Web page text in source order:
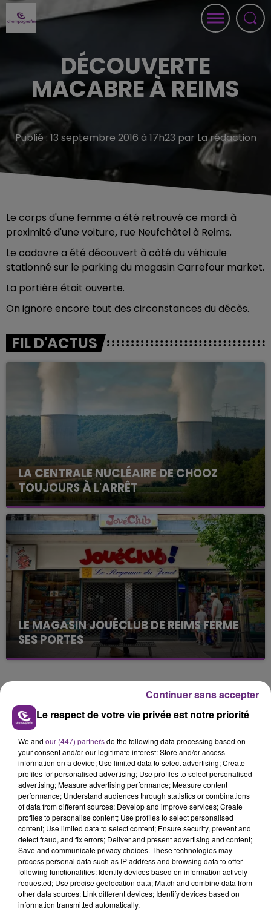
DÉCOUVERTE
MACABRE À REIMS
Publié : 13 septembre 2016 à 17h23 par La rédaction
Le corps d'une femme a été retrouvé ce mardi à
proximité d'une voiture, rue Neufchâtel à Reims.
Le cadavre a été découvert à côté du véhicule
stationné sur le parking du magasin Carrefour market.
La portière était ouverte.
On ignore encore tout des circonstances du décès.
FIL D'ACTUS
LA CENTRALE NUCLÉAIRE DE CHOOZ
TOUJOURS À L'ARRÊT
Cela fait déjà une semaine que la centrale
nucléaire ardennaise est à l'arrêt. Une situation
justifiée par la sécheresse intense qui est toujours
présente.
LE MAGASIN JOUÉCLUB DE REIMS FERME
SES PORTES
C'était l'une des institutions du centre-ville
fermer ses portes.
13h57
13h57
ALEX WARREN
Ordinary
HOSHI
Ta Mariniere
13h46
13h46 13h42
13h42
Le respect de votre vie privée est notre priorité
We and our (447) partnersdo the following data processing based on
your consent and/or our legitimate interest: Store and/or access
information on a device; Use limited data to select advertising; Create
profiles for personalised advertising; Use profiles to select personalised
advertising; Measure advertising performance; Measure content
performance; Understand audiences through statistics or combinations
of data from different sources; Develop and improve services; Create
profiles to personalise content; Use profiles to select personalised
content; Use limited data to select content; Ensure security, prevent and
detect fraud, and fix errors; Deliver and present advertising and content;
Save and communicate privacy choices. These technologies may
process personal data such as IP address and browsing data to offer
following functionalities: Identify devices based on information actively
requested; Use precise geolocation data; Match and combine data from
other data sources; Link different devices; Identify devices based on
information transmitted automatically.
Continuer sans accepter